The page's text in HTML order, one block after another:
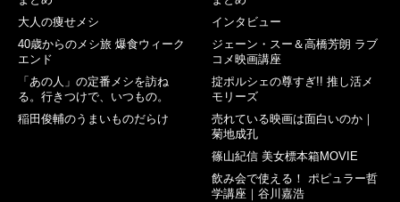
大人の痩せメシ
40歳からのメシ旅 爆食ウィーク
エンド
「あの人」の定番メシを訪ね
る。行きつけで、いつもの。
稲田俊輔のうまいものだらけ
インタビュー
ジェーン・スー＆高橋芳朗 ラブ
コメ映画講座
掟ポルシェの尊すぎ!! 推し活メ
モリーズ
売れている映画は面白いのか｜
菊地成孔
篠山紀信 美女標本箱MOVIE
飲み会で使える！ ポピュラー哲
学講座｜谷川嘉浩